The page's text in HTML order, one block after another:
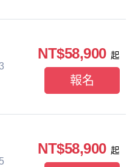
NT$58,900 起
報名
NT$58,900 起